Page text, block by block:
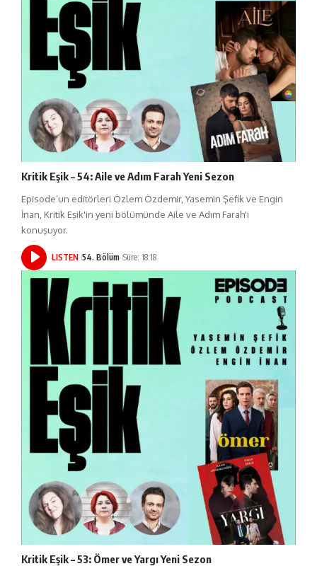
Kritik Eşik – 54: Aile ve Adım Farah Yeni Sezon
Episode’un editörleri Özlem Özdemir, Yasemin Şefik ve Engin
İnan, Kritik Eşik'in yeni bölümünde Aile ve Adım Farah'ı
konuşuyor.
LISTEN 54. Bölüm Süre: 18:18
Kritik Eşik – 53: Ömer ve Yargı Yeni Sezon